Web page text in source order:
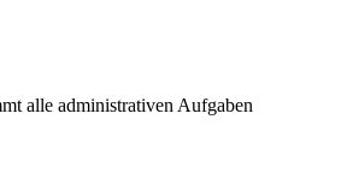
alle administrativen Aufgaben